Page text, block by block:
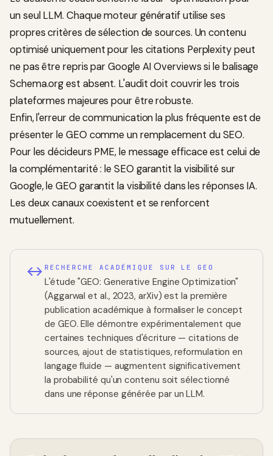
un seul LLM. Chaque moteur génératif utilise ses
propres critères de sélection de sources. Un contenu
optimisé uniquement pour les citations Perplexity peut
ne pas être repris par Google AI Overviews si le balisage
Schema.org est absent. L'audit doit couvrir les trois
plateformes majeures pour être robuste.
Enfin, l'erreur de communication la plus fréquente est de
présenter le GEO comme un remplacement du SEO.
Pour les décideurs PME, le message efficace est celui de
la complémentarité : le SEO garantit la visibilité sur
Google, le GEO garantit la visibilité dans les réponses IA.
Les deux canaux coexistent et se renforcent
mutuellement.
RECHERCHE ACADÉMIQUE SUR LE GEO
L'étude"GEO: Generative Engine Optimization"
(Aggarwal et al., 2023, arXiv) est la première
publication académique à formaliser le concept
de GEO. Elle démontre expérimentalement que
certaines techniques d'écriture — citations de
sources, ajout de statistiques, reformulation en
langage fluide — augmentent significativement
la probabilité qu'un contenu soit sélectionné
dans une réponse générée par un LLM.